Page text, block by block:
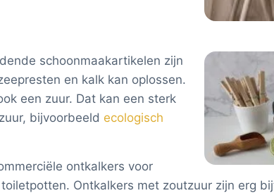
schoonmaakartikelen zijn
en kalk kan oplossen.
een zuur. Dat kan een sterk
bijvoorbeeld ecologisch
ontkalkers voor
Ontkalkers met zoutzuur zijn erg